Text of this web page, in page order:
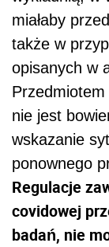
miałaby
także w
opisanych w
nie jest
wskazanie
ponownego
Regulacje
covidowej
badań, nie